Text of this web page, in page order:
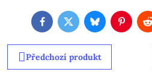
FacebookTwitterBlueskyPinterest
Předchozí produkt